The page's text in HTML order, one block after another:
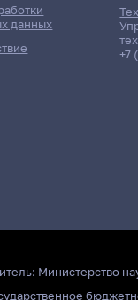
данных
+7
Министерство